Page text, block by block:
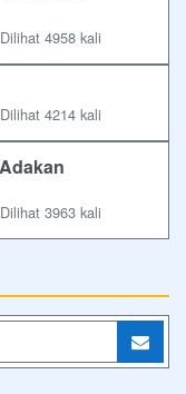
4958 kali
4214 kali
3963 kali